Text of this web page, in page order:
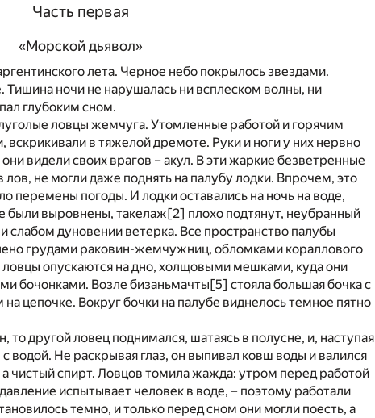
Часть первая
«Морской дьявол»
лета. Черное небо покрылось звездами.
Тишина ночи не нарушалась ни всплеском волны, ни
глубоким сном.
ловцы жемчуга. Утомленные работой и горячим
вскрикивали в тяжелой дремоте. Руки и ноги у них нервно
видели своих врагов – акул. В эти жаркие безветренные
лов, не могли даже поднять на палубу лодки. Впрочем, это
перемены погоды. И лодки оставались на ночь на воде,
были выровнены, такелаж [2] плохо подтянут, неубранный
слабом дуновении ветерка. Все пространство палубы
грудами раковин-жемчужниц, обломками кораллового
ловцы опускаются на дно, холщовыми мешками, куда они
бочонками. Возле бизаньмачты [5] стояла большая бочка с
цепочке. Вокруг бочки на палубе виднелось темное пятно
другой ловец поднимался, шатаясь в полусне, и, наступая
водой. Не раскрывая глаз, он выпивал ковш воды и валился
а чистый спирт. Ловцов томила жажда: утром перед работой
испытывает человек в воде, – поэтому работали
темно, и только перед сном они могли поесть, а